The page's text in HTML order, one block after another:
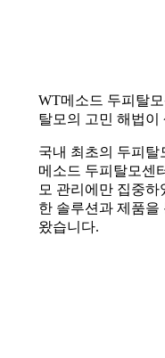
WT메소드 두피탈
탈모의 고민 해법이
국내 최초의 두피
메소드 두피탈모센
모 관리에만 집중
한 솔루션과 제품을
왔습니다.